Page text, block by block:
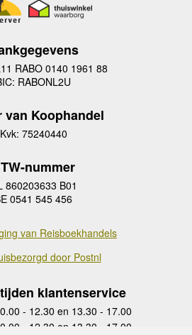
RABO 0140 1961 88
RABONL2U
van Koophandel
Kvk: 75240440
nummer
860203633 B01
0541 545 456
van Reisboekhandels
door Postnl
klantenservice
- 12.30 en 13.30 - 17.00
- 12.30 en 13.30 - 17.00